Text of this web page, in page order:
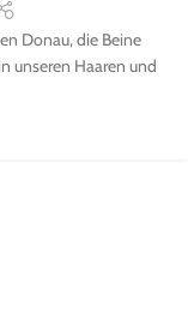
Donau, die Beine
unseren Haaren und